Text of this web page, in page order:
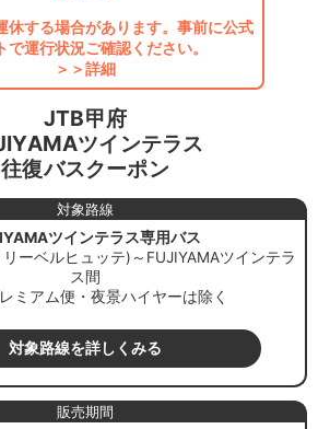
休する場合があります。事前に公式
で運行状況ご確認ください。
＞＞詳細
JTB甲府
ツインテラス
往復バスクーポン
対象路線
ツインテラス専用バス
ーベルヒュッテ)～FUJIYAMAツインテラ
ス間
ミアム便・夜景ハイヤーは除く
対象路線を詳しくみる
販売期間